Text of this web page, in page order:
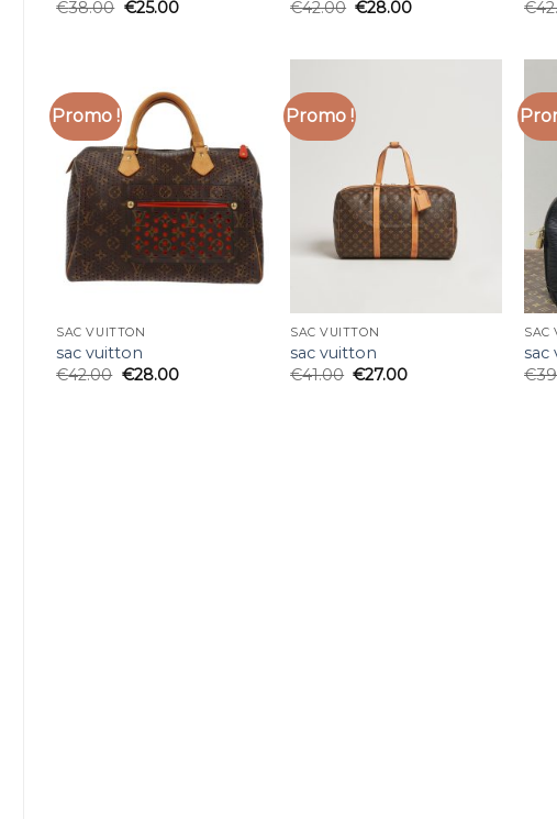
€38.00 €25.00
€42.00 €28.00
€
Promo !
SAC VUITTON
sac vuitton
€42.00 €28.00
Promo !
SAC VUITTON
sac vuitton
€41.00 €27.00
SAC
sac
€